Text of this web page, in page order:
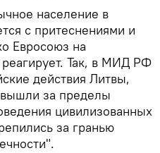
население в
с притеснениями и
Евросоюз на
Так, в МИД РФ
действия Литвы,
за пределы
цивилизованных
за гранью